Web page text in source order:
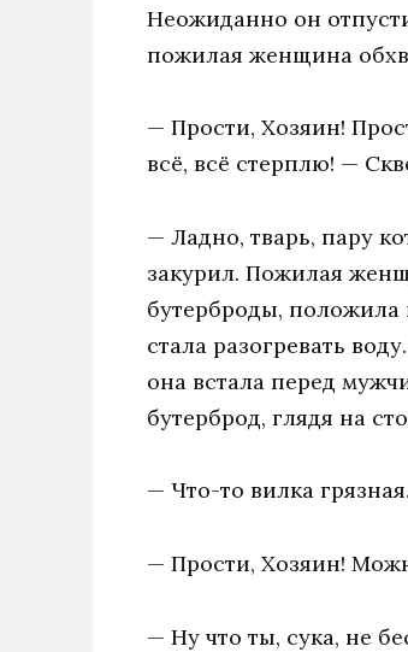
Неожиданно он
пожилая женщина
— Прости, Хозяин!
всё, всё стерплю! —
— Ладно, тварь, пару
закурил. Пожилая
бутерброды, положила
стала разогревать
она встала перед
бутерброд, глядя на
— Что-то вилка
— Прости, Хозяин!
— Ну что ты, сука, не